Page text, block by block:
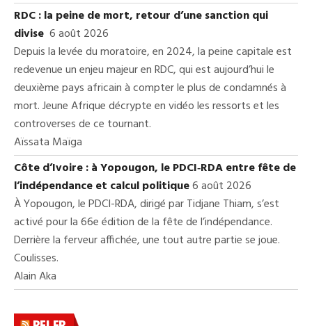
RDC : la peine de mort, retour d’une sanction qui
divise 6 août 2026
Depuis la levée du moratoire, en 2024, la peine capitale est
redevenue un enjeu majeur en RDC, qui est aujourd’hui le
deuxième pays africain à compter le plus de condamnés à
mort. Jeune Afrique décrypte en vidéo les ressorts et les
controverses de ce tournant.
Aïssata Maïga
Côte d’Ivoire : à Yopougon, le PDCI‑RDA entre fête de
l’indépendance et calcul politique6 août 2026
À Yopougon, le PDCI-RDA, dirigé par Tidjane Thiam, s’est
activé pour la 66e édition de la fête de l’indépendance.
Derrière la ferveur affichée, une tout autre partie se joue.
Coulisses.
Alain Aka